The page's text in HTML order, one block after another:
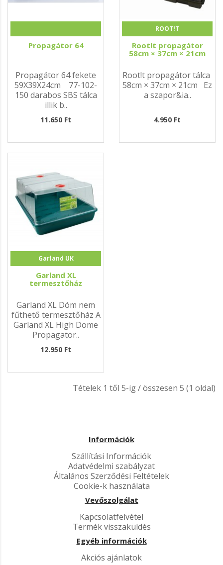
Propagátor 64
Propagátor 64 fekete
59X39X24cm 77-102-
150 darabos SBS tálca
illik b..
11.650 Ft
ROOT!T
Root!t propagátor
58cm × 37cm × 21cm
Root!t propagátor tálca
58cm × 37cm × 21cm Ez
a szapor&ia..
4.950 Ft
Garland UK
Garland XL
termesztőház
Garland XL Dóm nem
fűthető termesztőház A
Garland XL High Dome
Propagator..
12.950 Ft
Tételek 1 től 5-ig / összesen 5 (1 oldal)
Információk
Szállítási Információk
Adatvédelmi szabályzat
Általános Szerződési Feltételek
Cookie-k használata
Vevőszolgálat
Kapcsolatfelvétel
Termék visszaküldés
Egyéb információk
Akciós ajánlatok